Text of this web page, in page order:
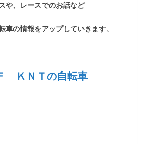
や、レースでのお話など
車の情報をアップしていきます。
ＫＮＴの自転車